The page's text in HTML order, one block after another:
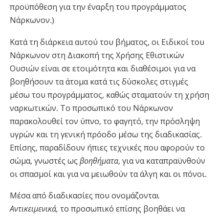
προϋπόθεση για την έναρξη του προγράμματος
Νάρκωνον.)
Κατά τη διάρκεια αυτού του βήματος, οι Ειδικοί του
Νάρκωνον στη Διακοπή της Χρήσης Εθιστικών
Ουσιών είναι σε ετοιμότητα και διαθέσιμοι για να
βοηθήσουν τα άτομα κατά τις δύσκολες στιγμές
μέσω του προγράμματος, καθώς σταματούν τη χρήση
ναρκωτικών. Το προσωπικό του Νάρκωνον
παρακολουθεί τον ύπνο, το φαγητό, την πρόσληψη
υγρών και τη γενική πρόοδο μέσω της διαδικασίας.
Επίσης, παραδίδουν ήπιες τεχνικές που αφορούν το
σώμα, γνωστές ως βοηθήματα, για να καταπραϋνθούν
οι σπασμοί και για να μειωθούν τα άλγη και οι πόνοι.
Μέσα από διαδικασίες που ονομάζονται
Αντικειμενικά, το προσωπικό επίσης βοηθάει να